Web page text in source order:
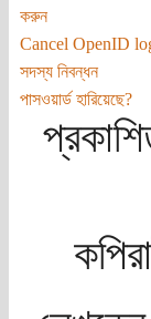
করুন
Cancel OpenID
সদস্য নিবন্ধন
পাসওয়ার্ড হারিয়েছে?